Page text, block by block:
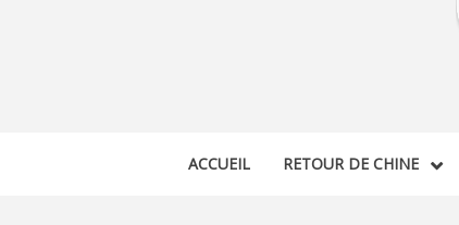
ACCUEIL RETOUR DE CHINE